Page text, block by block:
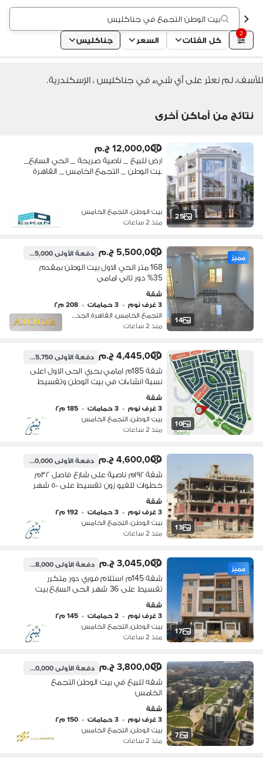
بيت الوطن التجمع في جناكليس
2
كل الفئات السعر جناكليس
للأسف، لم نعثر على أي شيء في جناكليس ، الإسكندرية.
نتائج من أماكن أخرى
25
12,000,000 ج.م
ارض للبيع _ ناصية صريحة _ الحي السابع_
بيت الوطن _ التجمع الخامس _ القاهرة
بيت الوطن، التجمع الخامس
منذ 2 ساعات
14
مميز 5,500,000 ج.م دفعة الأولى1,925,000 ج.م
168 متر الحي الاول بيت الوطن بمقدم
35% دور تاني امامي
شقة
3 غرف نوم
• 3 حمامات • 208 م٢
التجمع الخامس، القاهرة الجديدة
منذ 2 ساعات
10
4,445,000 ج.م دفعة الأولى1,555,750 ج.م
شقة 185م امامي بحري الحى الاول اعلى
نسبة انشاءات في بيت الوطن وتقسيط
على 36 شهر
شقة
3 غرف نوم
• 3 حمامات • 185 م٢
بيت الوطن، التجمع الخامس
منذ 2 ساعات
13
4,600,000 ج.م دفعة الأولى1,380,000 ج.م
شقة ١٩٢م ناصية على شارع فاصل ٣٢م
خطوات للفيو زون تقسيط على ٥٠ شهر
شقة
3 غرف نوم
• 3 حمامات • 192 م٢
بيت الوطن، التجمع الخامس
منذ 2 ساعات
17
مميز 3,045,000 ج.م دفعة الأولى1,218,000 ج.م
شقة 145م استلام فوري دور متكرر
تقسيط على 36 شهر الحى السابع بيت
الوطن
شقة
3 غرف نوم
• 2 حمامات • 145 م٢
بيت الوطن، التجمع الخامس
منذ 2 ساعات
7
3,800,000 ج.م دفعة الأولى1,300,000 ج.م
شقه للبيع في بيت الوطن التجمع
الخامس
شقة
3 غرف نوم
• 3 حمامات • 150 م٢
بيت الوطن، التجمع الخامس
منذ 2 ساعات